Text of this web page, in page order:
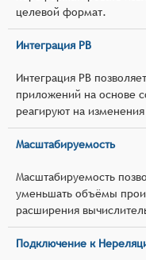
целевой формат.
Интеграция РВ
Интеграция РВ
приложений на основе
реагируют на
Масштабируемость
Масштабируемость
уменьшать объёмы
расширения
Подключение к